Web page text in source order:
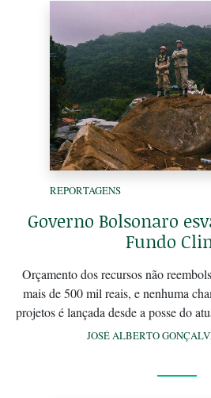
REPORTAGENS
Governo Bolsonaro
Fundo
Orçamento dos recursos não
mais de 500 mil reais, e nenhuma
projetos é lançada desde a posse do
JOSÉ ALBERTO